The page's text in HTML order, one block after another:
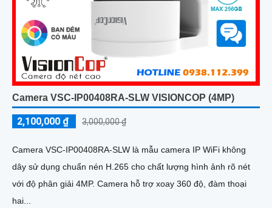
Camera VSC-IP00408RA-SLW VISIONCOP (4MP)
2,100,000 ₫ 3,000,000 ₫
Camera VSC-IP00408RA-SLW là mẫu camera IP WiFi không
dây sử dụng chuẩn nén H.265 cho chất lượng hình ảnh rõ nét
với độ phân giải 4MP. Camera hỗ trợ xoay 360 độ, đàm thoại
hai...